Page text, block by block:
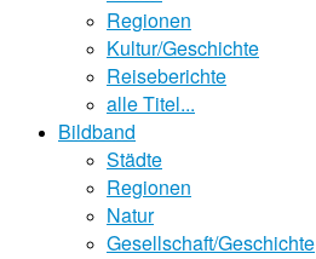
Regionen
Kultur/Geschichte
Reiseberichte
alle Titel...
Bildband
Städte
Regionen
Natur
Gesellschaft/Geschichte